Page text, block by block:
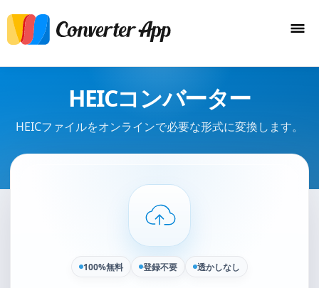
HEICコンバーター
HEICファイルをオンラインで必要な形式に変換します。
100%無料 登録不要 透かしなし